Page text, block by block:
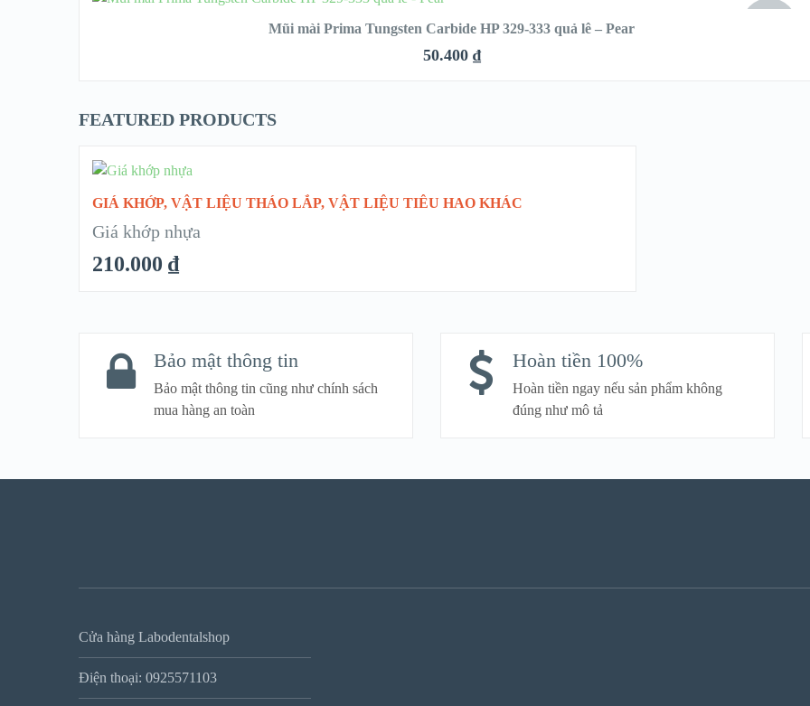
VIEW DETAILS
Mũi mài Prima Tungsten Carbide HP 329-333 quả lê – Pear
50.400 ₫
FEATURED PRODUCTS
GIÁ KHỚP, VẬT LIỆU THÁO LẮP, VẬT LIỆU TIÊU HAO KHÁC
Giá khớp nhựa
210.000 ₫
Bảo mật thông tin
Bảo mật thông tin cũng như chính sách
mua hàng an toàn
Hoàn tiền 100%
Hoàn tiền ngay nếu sản phẩm không
đúng như mô tả
Cửa hàng Labodentalshop
Điện thoại: 0925571103